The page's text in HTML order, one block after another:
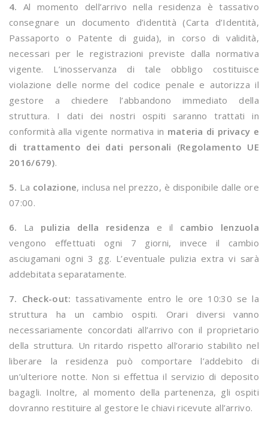
4. Al momento dell’arrivo nella residenza è tassativo
consegnare un documento d’identità (Carta d’Identità,
Passaporto o Patente di guida), in corso di validità,
necessari per le registrazioni previste dalla normativa
vigente. L’inosservanza di tale obbligo costituisce
violazione delle norme del codice penale e autorizza il
gestore a chiedere l’abbandono immediato della
struttura. I dati dei nostri ospiti saranno trattati in
conformità alla vigente normativa in materia di privacy e
di trattamento dei dati personali (Regolamento UE
2016/679).
5. La colazione, inclusa nel prezzo, è disponibile dalle ore
07:00.
6. La pulizia della residenza e il cambio lenzuola
vengono effettuati ogni 7 giorni, invece il cambio
asciugamani ogni 3 gg. L’eventuale pulizia extra vi sarà
addebitata separatamente.
7. Check-out: tassativamente entro le ore 10:30 se la
struttura ha un cambio ospiti. Orari diversi vanno
necessariamente concordati all’arrivo con il proprietario
della struttura. Un ritardo rispetto all’orario stabilito nel
liberare la residenza può comportare l’addebito di
un’ulteriore notte. Non si effettua il servizio di deposito
bagagli. Inoltre, al momento della partenenza, gli ospiti
dovranno restituire al gestore le chiavi ricevute all’arrivo.